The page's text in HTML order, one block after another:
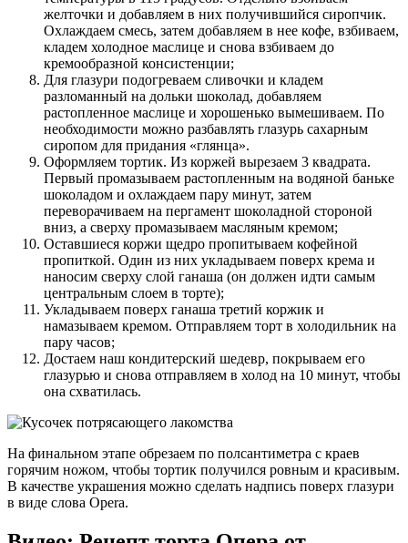
желточки и добавляем в них получившийся сиропчик.
Охлаждаем смесь, затем добавляем в нее кофе, взбиваем,
кладем холодное маслице и снова взбиваем до
кремообразной консистенции;
Для глазури подогреваем сливочки и кладем
разломанный на дольки шоколад, добавляем
растопленное маслице и хорошенько вымешиваем. По
необходимости можно разбавлять глазурь сахарным
сиропом для придания «глянца».
Оформляем тортик. Из коржей вырезаем 3 квадрата.
Первый промазываем растопленным на водяной баньке
шоколадом и охлаждаем пару минут, затем
переворачиваем на пергамент шоколадной стороной
вниз, а сверху промазываем масляным кремом;
Оставшиеся коржи щедро пропитываем кофейной
пропиткой. Один из них укладываем поверх крема и
наносим сверху слой ганаша (он должен идти самым
центральным слоем в торте);
Укладываем поверх ганаша третий коржик и
намазываем кремом. Отправляем торт в холодильник на
пару часов;
Достаем наш кондитерский шедевр, покрываем его
глазурью и снова отправляем в холод на 10 минут, чтобы
она схватилась.
На финальном этапе обрезаем по полсантиметра с краев
горячим ножом, чтобы тортик получился ровным и красивым.
В качестве украшения можно сделать надпись поверх глазури
в виде слова Opera.